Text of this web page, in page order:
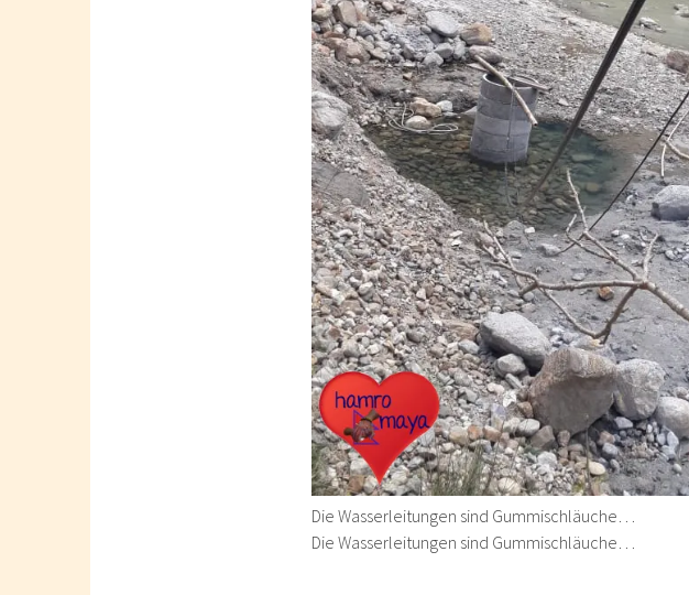
Die Wasserleitungen sind Gummischläuche…
Die Wasserleitungen sind Gummischläuche…